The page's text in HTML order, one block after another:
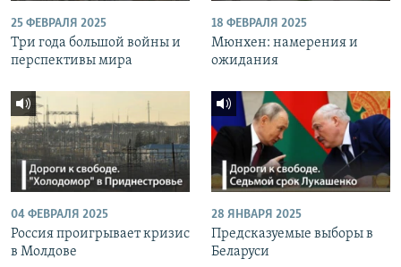
25 ФЕВРАЛЯ 2025
Три года большой войны и
перспективы мира
18 ФЕВРАЛЯ 2025
Мюнхен: намерения и
ожидания
04 ФЕВРАЛЯ 2025
Россия проигрывает кризис
в Молдове
28 ЯНВАРЯ 2025
Предсказуемые выборы в
Беларуси